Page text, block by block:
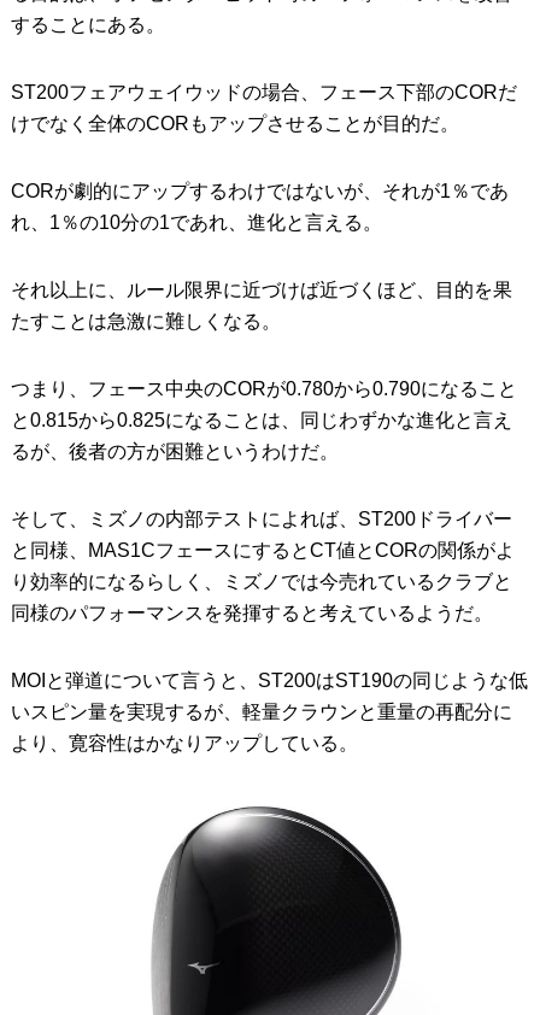
することにある。
ST200フェアウェイウッドの場合、フェース下部のCORだ
けでなく全体のCORもアップさせることが目的だ。
CORが劇的にアップするわけではないが、それが1％であ
れ、1％の10分の1であれ、進化と言える。
それ以上に、ルール限界に近づけば近づくほど、目的を果
たすことは急激に難しくなる。
つまり、フェース中央のCORが0.780から0.790になること
と0.815から0.825になることは、同じわずかな進化と言え
るが、後者の方が困難というわけだ。
そして、ミズノの内部テストによれば、ST200ドライバー
と同様、MAS1CフェースにするとCT値とCORの関係がよ
り効率的になるらしく、ミズノでは今売れているクラブと
同様のパフォーマンスを発揮すると考えているようだ。
MOIと弾道について言うと、ST200はST190の同じような低
いスピン量を実現するが、軽量クラウンと重量の再配分に
より、寛容性はかなりアップしている。